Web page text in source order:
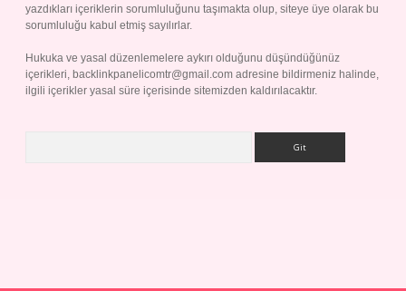
yazdıkları içeriklerin sorumluluğunu taşımakta olup, siteye üye olarak bu
sorumluluğu kabul etmiş sayılırlar.
Hukuka ve yasal düzenlemelere aykırı olduğunu düşündüğünüz
içerikleri, backlinkpanelicomtr@gmail.com adresine bildirmeniz halinde,
ilgili içerikler yasal süre içerisinde sitemizden kaldırılacaktır.